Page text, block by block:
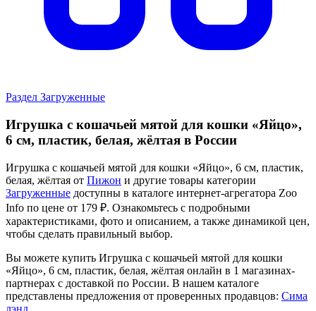
Раздел Загруженные
Игрушка с кошачьей мятой для кошки «Яйцо»,
6 см, пластик, белая, жёлтая в России
Игрушка с кошачьей мятой для кошки «Яйцо», 6 см, пластик,
белая, жёлтая от Пижон и другие товары категории
Загруженные доступны в каталоге интернет-агрегатора Zoo
Info по цене от 179 ₽. Ознакомьтесь с подробными
характеристиками, фото и описанием, а также динамикой цен,
чтобы сделать правильный выбор.
Вы можете купить Игрушка с кошачьей мятой для кошки
«Яйцо», 6 см, пластик, белая, жёлтая онлайн в 1 магазинах-
партнерах с доставкой по России. В нашем каталоге
представлены предложения от проверенных продавцов: Сима
лэнд